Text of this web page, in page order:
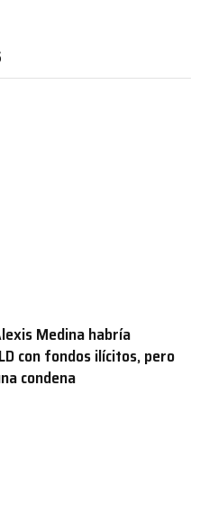
Medina habría
con fondos ilícitos, pero
condena